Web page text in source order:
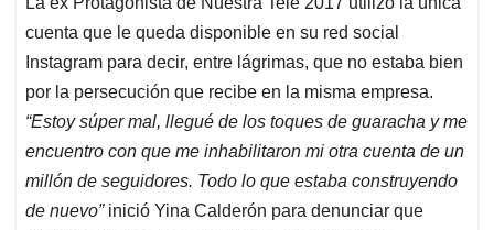
s
A
p
p
b
o
o
k
e
d
I
n
l
a
d
s
cuenta que le queda disponible en su red social
Instagram para decir, entre lágrimas, que no estaba bien
por la persecución que recibe en la misma empresa.
“Estoy súper mal, llegué de los toques de guaracha y me
encuentro con que me inhabilitaron mi otra cuenta de un
millón de seguidores. Todo lo que estaba construyendo
de nuevo” inició Yina Calderón para denunciar que